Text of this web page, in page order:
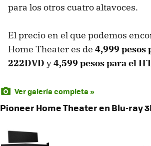
para los otros cuatro altavoces.
El precio en el que podemos
Home Theater es de 4,999 pesos
222DVD y4,599 pesos para el
Ver galería completa »
Pioneer Home Theater en Blu-ray